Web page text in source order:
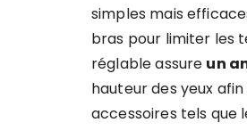
simples mais
bras pour limiter les
réglable assure un
hauteur des yeux afin
accessoires tels que